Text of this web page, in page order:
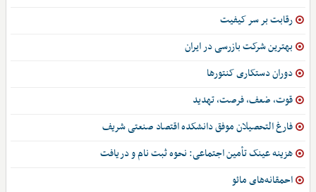
رقابت بر سر کیفیت
بهترین شرکت بازرسی در ایران
دوران دستکاری کنتورها
قوت، ضعف، فرصت، تهدید
فارغ التحصیلان موفق دانشکده اقتصاد صنعتی شریف
هزینه عینک تأمین اجتماعی: نحوه ثبت نام و دریافت
احمقانه‌های مائو